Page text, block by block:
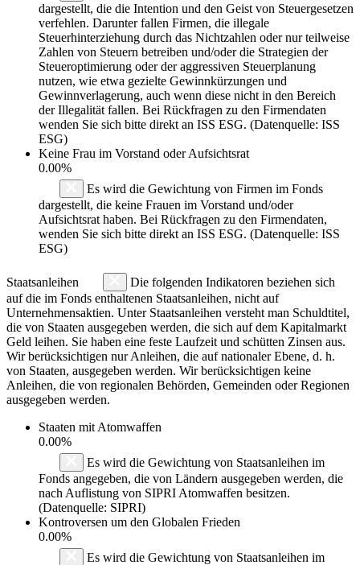
dargestellt, die die Intention und den Geist von Steuergesetzen
verfehlen. Darunter fallen Firmen, die illegale
Steuerhinterziehung durch das Nichtzahlen oder nur teilweise
Zahlen von Steuern betreiben und/oder die Strategien der
Steueroptimierung oder der aggressiven Steuerplanung
nutzen, wie etwa gezielte Gewinnkürzungen und
Gewinnverlagerung, auch wenn diese nicht in den Bereich
der Illegalität fallen. Bei Rückfragen zu den Firmendaten
wenden Sie sich bitte direkt an ISS ESG. (Datenquelle: ISS
ESG)
Keine Frau im Vorstand oder Aufsichtsrat
0.00%
Es wird die Gewichtung von Firmen im Fonds
dargestellt, die keine Frauen im Vorstand und/oder
Aufsichtsrat haben. Bei Rückfragen zu den Firmendaten,
wenden Sie sich bitte direkt an ISS ESG. (Datenquelle: ISS
ESG)
Staatsanleihen
Die folgenden Indikatoren beziehen sich
auf die im Fonds enthaltenen Staatsanleihen, nicht auf
Unternehmensaktien. Unter Staatsanleihen versteht man Schuldtitel,
die von Staaten ausgegeben werden, die sich auf dem Kapitalmarkt
Geld leihen. Sie haben eine feste Laufzeit und schütten Zinsen aus.
Wir berücksichtigen nur Anleihen, die auf nationaler Ebene, d. h.
von Staaten, ausgegeben werden. Wir berücksichtigen keine
Anleihen, die von regionalen Behörden, Gemeinden oder Regionen
ausgegeben werden.
Staaten mit Atomwaffen
0.00%
Es wird die Gewichtung von Staatsanleihen im
Fonds angegeben, die von Ländern ausgegeben werden, die
nach Auflistung von SIPRI Atomwaffen besitzen.
(Datenquelle: SIPRI)
Kontroversen um den Globalen Frieden
0.00%
Es wird die Gewichtung von Staatsanleihen im